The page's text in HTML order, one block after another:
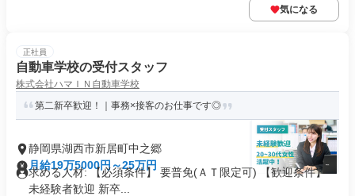
気になる
正社員
自動車学校の受付スタッフ
株式会社ハマＩＮ自動車学校
第二新卒歓迎！｜事務×接客のお仕事です◎
静岡県湖西市新居町中之郷
月給19万5000円～25万円
求める人材: 【必須条件】 要普免(ＡＴ限定可) 【歓迎条件】
未経験者歓迎 新卒...